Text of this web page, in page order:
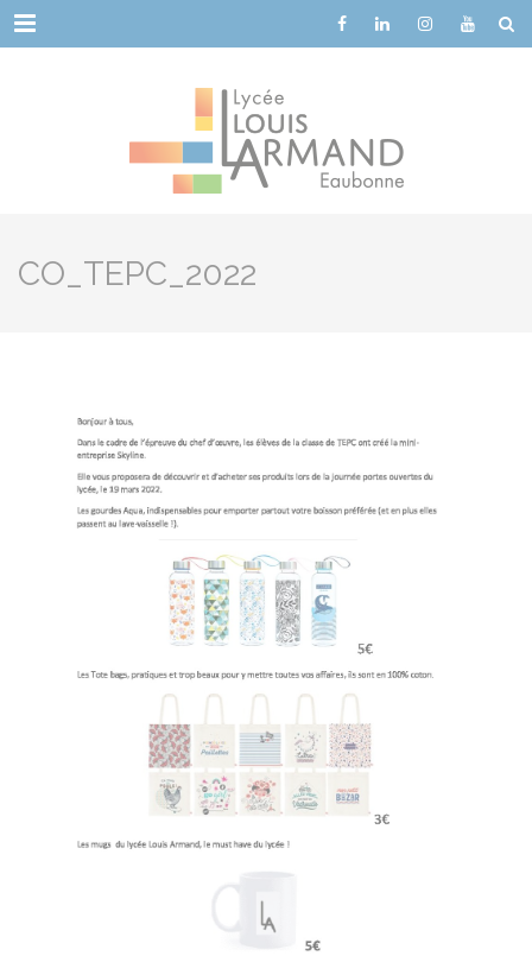
Menu
CO_TEPC_2022
Cookies management panel